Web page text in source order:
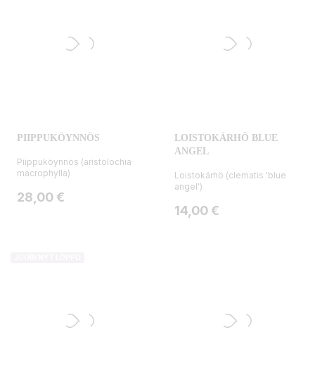
PIIPPUKÖYNNÖS
Piippuköynnös (aristolochia
macrophylla)
Hinta
28,00 €
LOISTOKÄRHÖ BLUE
ANGEL
Loistokärhö (clematis 'blue
angel')
Hinta
14,00 €